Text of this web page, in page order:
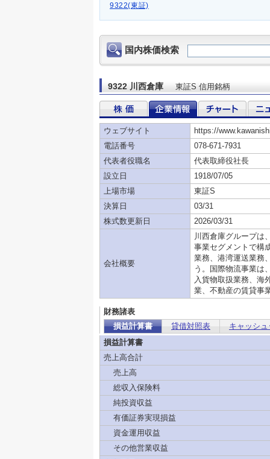
9322(東証)